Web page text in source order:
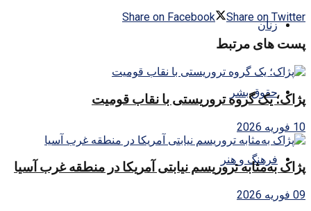
زنان
حقوق بشر
فرهنگ و هنر
Share on Facebook Share on Twitter
پست های مرتبط
پژاک؛ یک گروه تروریستی با نقاب قومیت
10 فوریه 2026
پژاک به‌مثابه تروریسم نیابتی آمریکا در منطقه غرب آسیا
09 فوریه 2026